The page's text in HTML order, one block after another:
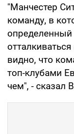
"Манчестер
команду, в
определенный
видно, что
топ-клубами
чем", - сказал